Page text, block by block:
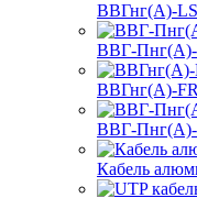
ВВГнг(А)-
ВВГ-
ВВГнг(А)-
ВВГ-Пнг(А)-
Кабель